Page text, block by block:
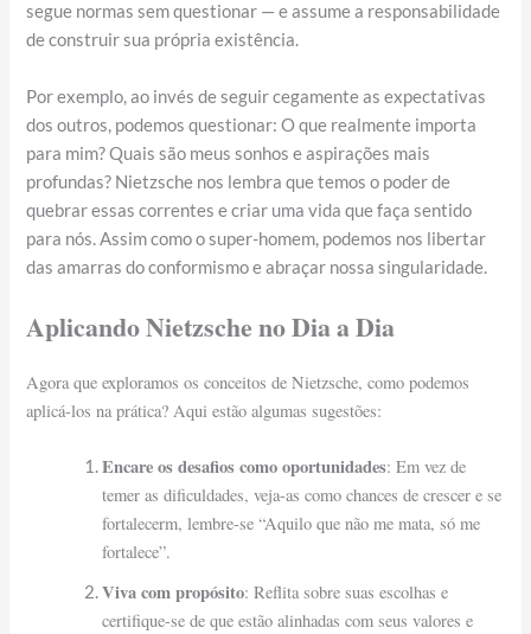
segue normas sem questionar — e assume a responsabilidade
de construir sua própria existência.
Por exemplo, ao invés de seguir cegamente as expectativas
dos outros, podemos questionar: O que realmente importa
para mim? Quais são meus sonhos e aspirações mais
profundas? Nietzsche nos lembra que temos o poder de
quebrar essas correntes e criar uma vida que faça sentido
para nós. Assim como o super-homem, podemos nos libertar
das amarras do conformismo e abraçar nossa singularidade.
Aplicando Nietzsche no Dia a Dia
Agora que exploramos os conceitos de Nietzsche, como podemos
aplicá-los na prática? Aqui estão algumas sugestões:
Encare os desafios como oportunidades: Em vez de
temer as dificuldades, veja-as como chances de crescer e se
fortalecerm, lembre-se “Aquilo que não me mata, só me
fortalece”.
Viva com propósito: Reflita sobre suas escolhas e
certifique-se de que estão alinhadas com seus valores e